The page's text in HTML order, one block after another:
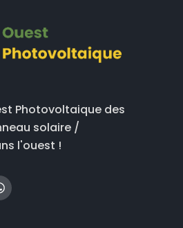
Photovoltaique des
solaire /
l'ouest !